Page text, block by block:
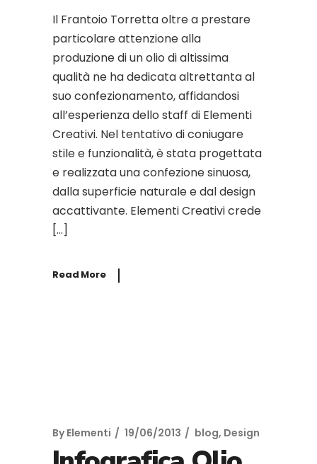
Il Frantoio Torretta oltre a prestare
particolare attenzione alla
produzione di un olio di altissima
qualità ne ha dedicata altrettanta al
suo confezionamento, affidandosi
all’esperienza dello staff di Elementi
Creativi. Nel tentativo di coniugare
stile e funzionalità, è stata progettata
e realizzata una confezione sinuosa,
dalla superficie naturale e dal design
accattivante. Elementi Creativi crede
[…]
Read More
By Elementi 19/06/2013 blog, Design